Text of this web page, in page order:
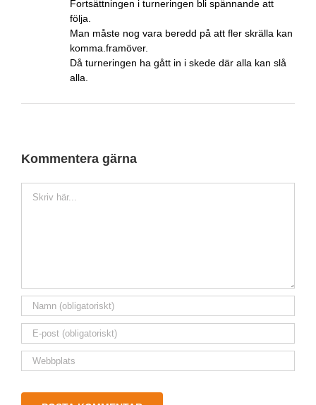
Fortsättningen i turneringen bli spännande att
följa.
Man måste nog vara beredd på att fler skrälla kan
komma.framöver.
Då turneringen ha gått in i skede där alla kan slå
alla.
Kommentera gärna
Kommentar